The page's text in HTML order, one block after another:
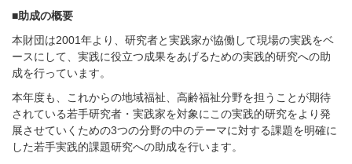
■助成の概要
本財団は2001年より、研究者と実践家が協働して現場の実践をベ
ースにして、実践に役立つ成果をあげるための実践的研究への助
成を行っています。
本年度も、これからの地域福祉、高齢福祉分野を担うことが期待
されている若手研究者・実践家を対象にこの実践的研究をより発
展させていくための3つの分野の中のテーマに対する課題を明確に
した若手実践的課題研究への助成を行います。